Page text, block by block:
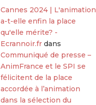
Cannes 2024 | L'animation
a-t-elle enfin la place
qu'elle mérite? -
Ecrannoir.fr dans
Communiqué de presse –
AnimFrance et le SPI se
félicitent de la place
accordée à l’animation
dans la sélection du